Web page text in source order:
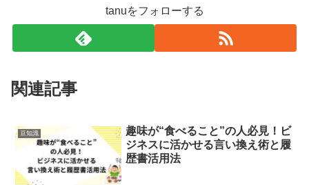
tanuをフォローする
関連記事
豆知識
趣味が“食べること”の人必見！ビ
ジネスに活かせる言い換え術と履
歴書活用法